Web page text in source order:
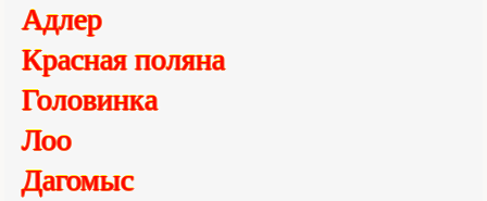
Адлер
Красная поляна
Головинка
Лоо
Дагомыс